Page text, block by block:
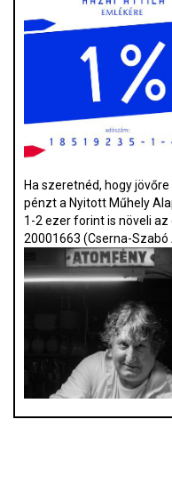
Ha szeretnéd, hogy
pénzt a Nyitott Műhely
1-2 ezer forint is növeli
20001663 (Cserna-Szabó